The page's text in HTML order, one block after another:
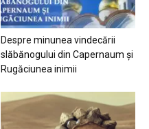
Despre minunea vindecării
slăbănogului din Capernaum și
Rugăciunea inimii